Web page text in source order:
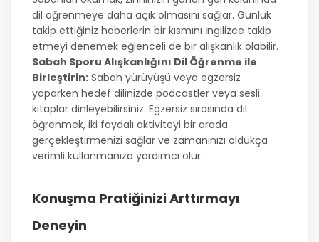
dil öğrenmeye daha açık olmasını sağlar. Günlük
takip ettiğiniz haberlerin bir kısmını İngilizce takip
etmeyi denemek eğlenceli de bir alışkanlık olabilir.
Sabah Sporu Alışkanlığını Dil Öğrenme ile
Birleştirin: Sabah yürüyüşü veya egzersiz
yaparken hedef dilinizde podcastler veya sesli
kitaplar dinleyebilirsiniz. Egzersiz sırasında dil
öğrenmek, iki faydalı aktiviteyi bir arada
gerçekleştirmenizi sağlar ve zamanınızı oldukça
verimli kullanmanıza yardımcı olur.
Konuşma Pratiğinizi Arttırmayı
Deneyin